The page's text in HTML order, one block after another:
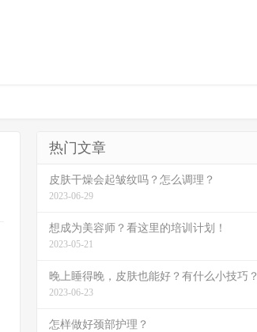
热门文章
皮肤干燥会起皱纹吗？怎么调理？
2023-06-29
想成为美容师？看这里的培训计划！
2023-05-21
晚上睡得晚，皮肤也能好？有什么小技巧？
2023-06-23
怎样做好颈部护理？